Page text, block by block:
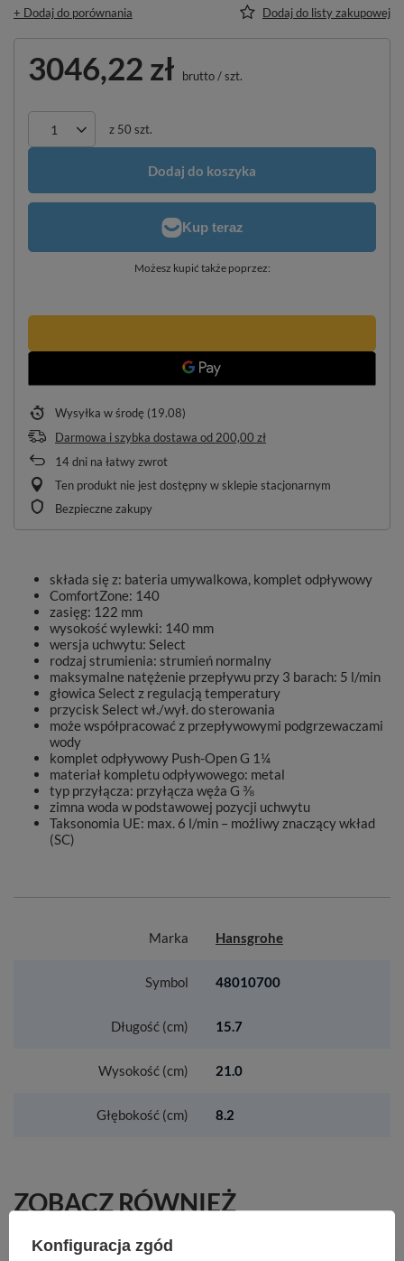
+ Dodaj do porównania Dodaj do listy zakupowej
3046,22 zł brutto/szt.
z 50 szt.
Dodaj do koszyka
Możesz kupić także poprzez:
Wysyłka w środę (19.08)
Darmowa i szybka dostawa od 200,00 zł
14dni na łatwy zwrot
Ten produkt nie jest dostępny w sklepie stacjonarnym
Bezpieczne zakupy
składa się z: bateria umywalkowa, komplet odpływowy
ComfortZone: 140
zasięg: 122 mm
wysokość wylewki: 140 mm
wersja uchwytu: Select
rodzaj strumienia: strumień normalny
maksymalne natężenie przepływu przy 3 barach: 5 l/min
głowica Select z regulacją temperatury
przycisk Select wł./wył. do sterowania
może współpracować z przepływowymi podgrzewaczami
wody
komplet odpływowy Push-Open G 1¼
materiał kompletu odpływowego: metal
typ przyłącza: przyłącza węża G ⅜
zimna woda w podstawowej pozycji uchwytu
Taksonomia UE: max. 6 l/min – możliwy znaczący wkład
(SC)
Marka Hansgrohe
Symbol 48010700
Długość (cm) 15.7
Wysokość (cm) 21.0
Głębokość (cm) 8.2
ZOBACZ RÓWNIEŻ
HG Xelu Q Blat 1360/550 z wycięciem po prawej
Konfiguracja zgód